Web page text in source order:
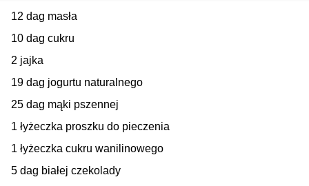
12 dag masła
10 dag cukru
2 jajka
19 dag jogurtu naturalnego
25 dag mąki pszennej
1 łyżeczka proszku do pieczenia
1 łyżeczka cukru wanilinowego
5 dag białej czekolady